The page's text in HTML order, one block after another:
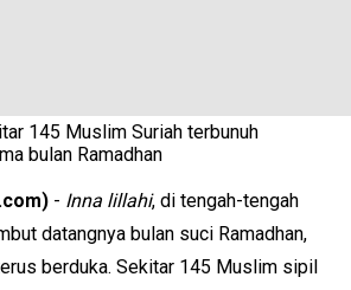
145 Muslim Suriah terbunuh
bulan Ramadhan
- Inna lillahi, di tengah-tengah
datangnya bulan suci Ramadhan,
berduka. Sekitar 145 Muslim sipil